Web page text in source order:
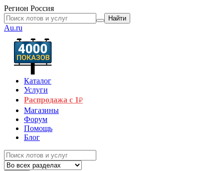
Регион Россия
Найти
Au.ru
Каталог
Услуги
Распродажа с 1₽
Магазины
Форум
Помощь
Блог